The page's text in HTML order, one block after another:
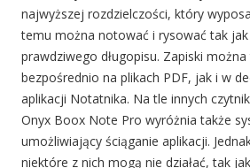
najwyższej rozdzielczości, który
temu można notować i rysować tak
prawdziwego długopisu. Zapiski
bezpośrednio na plikach PDF, jak i w
aplikacji Notatnika. Na tle innych
Onyx Boox Note Pro wyróżnia także
umożliwiający ściąganie aplikacji.
niektóre z nich mogą nie działać, tak